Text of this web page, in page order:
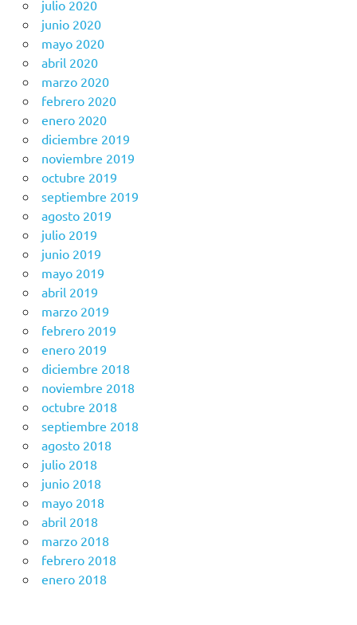
julio 2020
junio 2020
mayo 2020
abril 2020
marzo 2020
febrero 2020
enero 2020
diciembre 2019
noviembre 2019
octubre 2019
septiembre 2019
agosto 2019
julio 2019
junio 2019
mayo 2019
abril 2019
marzo 2019
febrero 2019
enero 2019
diciembre 2018
noviembre 2018
octubre 2018
septiembre 2018
agosto 2018
julio 2018
junio 2018
mayo 2018
abril 2018
marzo 2018
febrero 2018
enero 2018